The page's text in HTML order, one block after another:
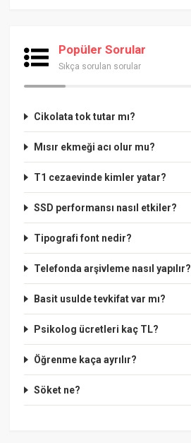
Popüler Sorular
Sıkça sorulan sorular
Cikolata tok tutar mı?
Mısır ekmeği acı olur mu?
T1 cezaevinde kimler yatar?
SSD performansı nasıl etkiler?
Tipografi font nedir?
Telefonda arşivleme nasıl yapılır?
Basit usulde tevkifat var mı?
Psikolog ücretleri kaç TL?
Öğrenme kaça ayrılır?
Söket ne?